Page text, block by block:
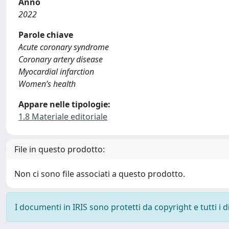
2022
Parole chiave
Acute coronary syndrome
Coronary artery disease
Myocardial infarction
Women’s health
Appare nelle tipologie:
1.8 Materiale editoriale
File in questo prodotto:
Non ci sono file associati a questo prodotto.
I documenti in IRIS sono protetti da copyright e tutti i